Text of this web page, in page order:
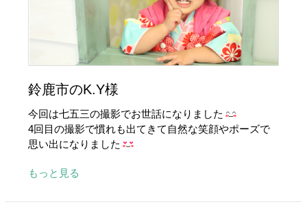
鈴鹿市のK.Y様
今回は七五三の撮影でお世話になりました
4回目の撮影で慣れも出てきて自然な笑顔やポーズで
思い出になりました
もっと見る